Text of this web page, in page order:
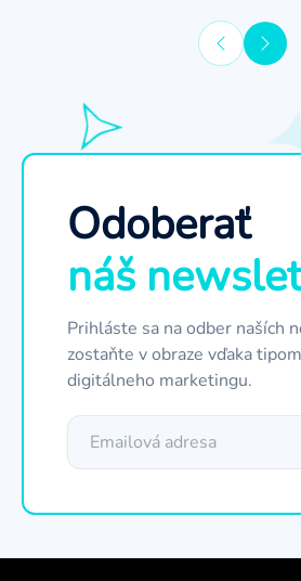
Odoberať
náš
Prihláste sa na odber naších
zostaňte v obraze vďaka
digitálneho marketingu.